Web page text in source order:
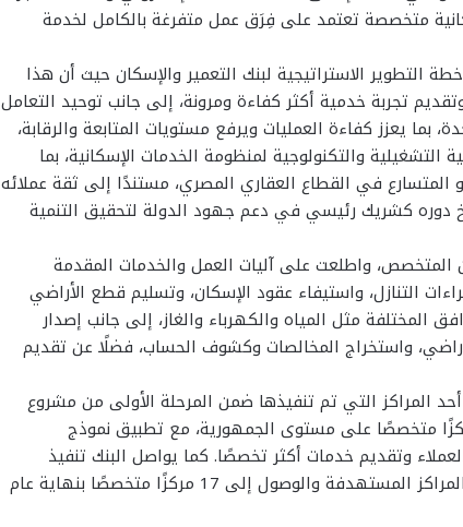
متخصصة تعتمد على فِرَق عمل متفرغة بالكامل لخدمة
التطوير الاستراتيجية لبنك التعمير والإسكان حيث أن هذا
تجربة خدمية أكثر كفاءة ومرونة، إلى جانب توحيد التعامل
يعزز كفاءة العمليات ويرفع مستويات المتابعة والرقابة،
التشغيلية والتكنولوجية لمنظومة الخدمات الإسكانية، بما
المتسارع في القطاع العقاري المصري، مستندًا إلى ثقة عملائه
في ترسيخ دوره كشريك رئيسي في دعم جهود الدولة لتحقيق التنمية
المتخصص، واطلعت على آليات العمل والخدمات المقدمة
التنازل، واستيفاء عقود الإسكان، وتسليم قطع الأراضي
المختلفة مثل المياه والكهرباء والغاز، إلى جانب إصدار
واستخراج المخالصات وكشوف الحساب، فضلًا عن تقديم
المراكز التي تم تنفيذها ضمن المرحلة الأولى من مشروع
عمليات الإسكان”، والذي يستهدف إنشاء 17 مركزًا متخصصًا على مستوى الجمهورية، مع تطبيق نموذج
وتقديم خدمات أكثر تخصصًا. كما يواصل البنك تنفيذ
المرحلة الثانية من المشروع، تمهيدًا لاستكمال افتتاح المراكز المستهدفة والوصول إلى 17 مركزًا متخصصًا بنهاية عام